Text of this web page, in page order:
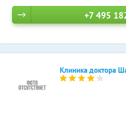
+7 495
Клиника доктора